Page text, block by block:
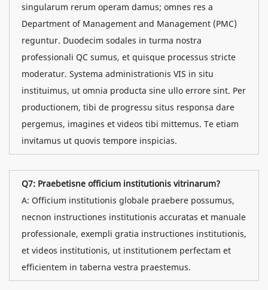
singularum rerum operam damus; omnes res a
Department of Management and Management (PMC)
reguntur. Duodecim sodales in turma nostra
professionali QC sumus, et quisque processus stricte
moderatur. Systema administrationis VIS in situ
instituimus, ut omnia producta sine ullo errore sint. Per
productionem, tibi de progressu situs responsa dare
pergemus, imagines et videos tibi mittemus. Te etiam
invitamus ut quovis tempore inspicias.
Q7: Praebetisne officium institutionis vitrinarum?
A: Officium institutionis globale praebere possumus,
necnon instructiones institutionis accuratas et manuale
professionale, exempli gratia instructiones institutionis,
et videos institutionis, ut institutionem perfectam et
efficientem in taberna vestra praestemus.